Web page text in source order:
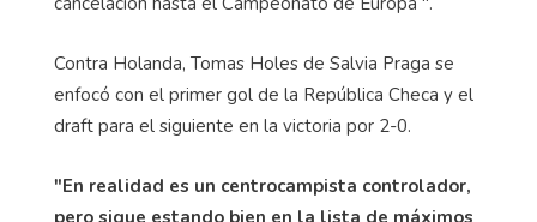
Contra Holanda, Tomas Holes de Salvia Praga se
enfocó con el primer gol de la República Checa y el
draft para el siguiente en la victoria por 2-0.
"En realidad es un centrocampista controlador,